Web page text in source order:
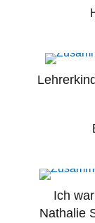
Ich
Nathalie